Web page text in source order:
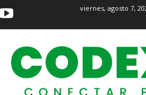
viernes, agosto 7,